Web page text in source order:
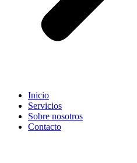
Inicio
Servicios
Sobre nosotros
Contacto